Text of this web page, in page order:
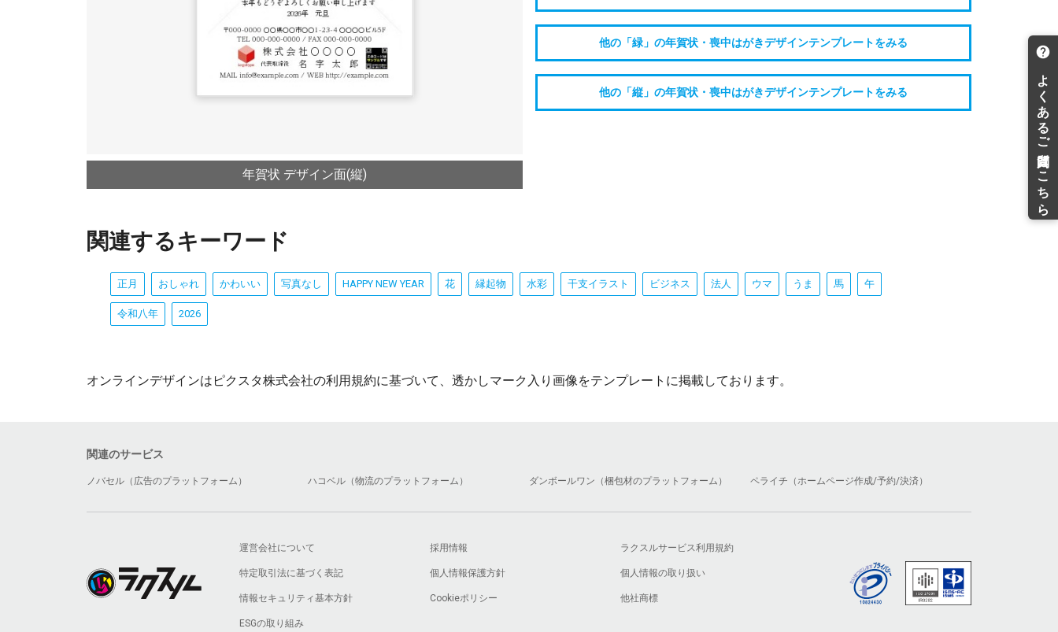
年賀状 デザイン面(縦)
他の「緑」の年賀状・喪中はがきデザインテンプレートをみる
他の「縦」の年賀状・喪中はがきデザインテンプレートをみる
関連するキーワード
正月 おしゃれ かわいい 写真なし HAPPY NEW YEAR 花 縁起物 水彩 干支イラスト ビジネス 法人 ウマ うま 馬 午
令和八年 2026
オンラインデザインはピクスタ株式会社の利用規約に基づいて、透かしマーク入り画像をテンプレートに掲載しております。
関連のサービス
ノバセル（広告のプラットフォーム） ハコベル（物流のプラットフォーム） ダンボールワン（梱包材のプラットフォーム） ペライチ（ホームページ作成/予約/決済）
運営会社について 採用情報 ラクスルサービス利用規約
特定取引法に基づく表記 個人情報保護方針 個人情報の取り扱い
情報セキュリティ基本方針 Cookieポリシー 他社商標
ESGの取り組み